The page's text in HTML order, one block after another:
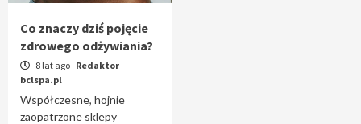
Co znaczy dziś pojęcie
zdrowego odżywiania?
8 lat ago Redaktor
bclspa.pl
Współczesne, hojnie
zaopatrzone sklepy